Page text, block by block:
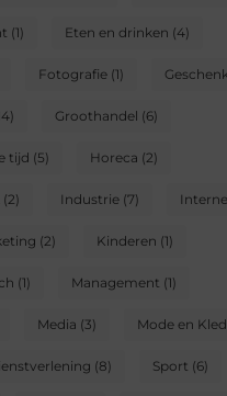
(1) Eten en drinken (4)
Fotografie(1)
Groothandel (6)
tijd (5) Horeca (2)
(2) Industrie(7)
(2) Kinderen (1)
(1) Management (1)
Media (3) Mode en
(8) Sport (6)